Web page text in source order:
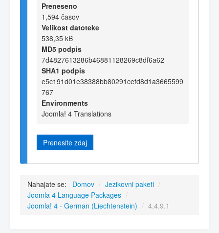
Preneseno
1,594 časov
Velikost datoteke
538,35 kB
MD5 podpis
7d4827613286b46881128269c8df6a62
SHA1 podpis
e5c191d01e38388bb80291cefd8d1a3665599
767
Environments
Joomla! 4 Translations
Prenesite zdaj
Nahajate se: Domov / Jezikovni paketi /
Joomla 4 Language Packages /
Joomla! 4 - German (Liechtenstein) / 4.4.9.1